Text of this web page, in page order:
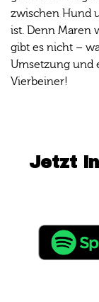
zwischen Hund
ist. Denn Maren
gibt es nicht –
Umsetzung und
Vierbeiner!
Jetzt